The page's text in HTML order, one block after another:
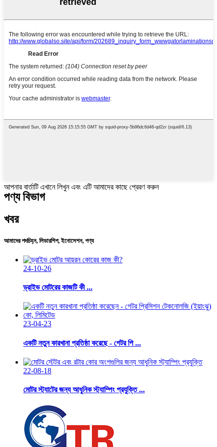
আপনার বার্তাটি এখানে লিখুন এবং এটি আমাদের কাছে প্রেরণ করুন
পণ্য বিভাগ
খবর
আমাদের পদচিহ্ন, লিডারশিপ, ইনোসেশন, পণ্য
24-10-26
ড্রাইভ মোটরের কাজটি কী ...
23-04-23
একটি নতুন কারখানা প্রতিষ্ঠা করেছে - গেটর পি ...
22-08-18
মোটর স্ট্যাটের জন্য আধুনিক স্ট্যাম্পিং প্রযুক্তি ...